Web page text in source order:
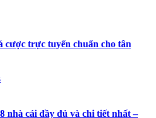
cược trực tuyến chuẩn cho tân
nhà cái đầy đủ và chi tiết nhất –